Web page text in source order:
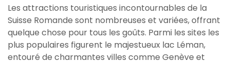
Les attractions touristiques incontournables de la
Suisse Romande sont nombreuses et variées, offrant
quelque chose pour tous les goûts. Parmi les sites les
plus populaires figurent le majestueux lac Léman,
entouré de charmantes villes comme Genève et